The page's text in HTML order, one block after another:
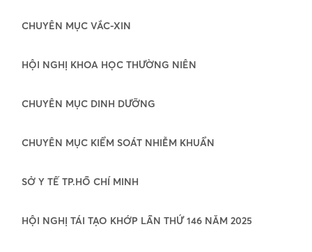
CHUYÊN MỤC VẮC-XIN
HỘI NGHỊ KHOA HỌC THƯỜNG NIÊN
CHUYÊN MỤC DINH DƯỠNG
CHUYÊN MỤC KIỂM SOÁT NHIỄM KHUẨN
SỞ Y TẾ TP.HỒ CHÍ MINH
HỘI NGHỊ TÁI TẠO KHỚP LẦN THỨ 146 NĂM 2025